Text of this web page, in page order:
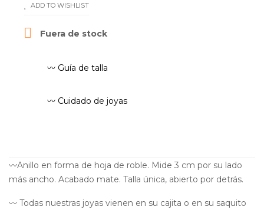
ADD TO WISHLIST
 Fuera de stock
〰️ Guía de talla
〰️ Cuidado de joyas
〰️Anillo en forma de hoja de roble. Mide 3 cm por su lado
más ancho. Acabado mate. Talla única, abierto por detrás.
〰️ Todas nuestras joyas vienen en su cajita o en su saquito